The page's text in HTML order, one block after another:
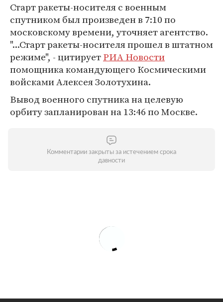
Старт ракеты-носителя с военным
спутником был произведен в 7:10 по
московскому времени, уточняет агентство.
"...Старт ракеты-носителя прошел в штатном
режиме", - цитируетРИА Новости
помощника командующего Космическими
войсками Алексея Золотухина.
Вывод военного спутника на целевую
орбиту запланирован на 13:46 по Москве.
Комментарии закрыты за истечением срока
давности